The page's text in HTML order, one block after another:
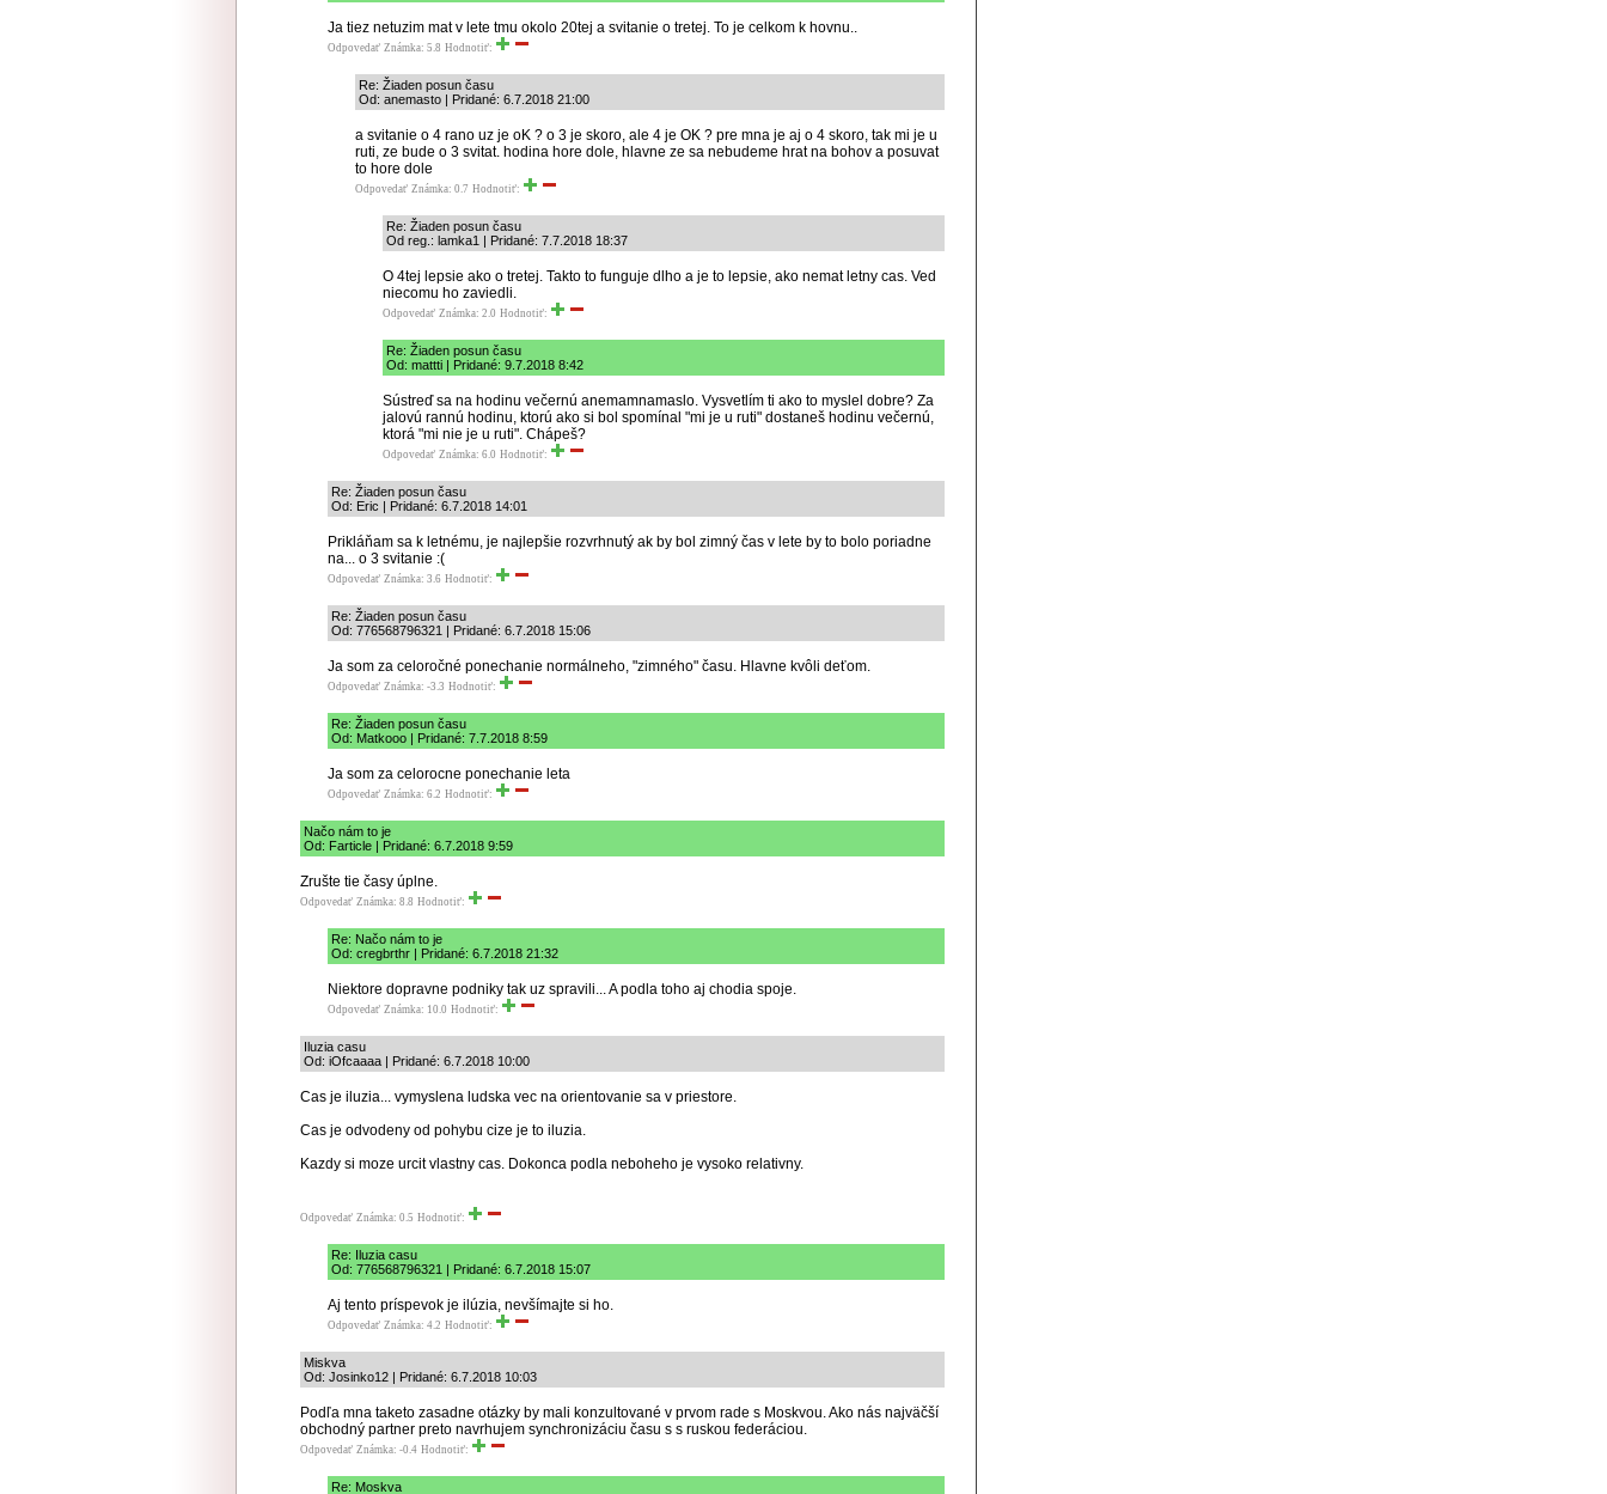
Ja tiez netuzim mat v lete tmu okolo 20tej a svitanie o tretej. To je celkom k hovnu..
Odpovedať Známka: 5.8 Hodnotiť:
Re: Žiaden posun času
Od: anemasto | Pridané: 6.7.2018 21:00
a svitanie o 4 rano uz je oK ? o 3 je skoro, ale 4 je OK ? pre mna je aj o 4 skoro, tak mi je u
ruti, ze bude o 3 svitat. hodina hore dole, hlavne ze sa nebudeme hrat na bohov a posuvat
to hore dole
Odpovedať Známka: 0.7 Hodnotiť:
Re: Žiaden posun času
Od reg.: lamka1 | Pridané: 7.7.2018 18:37
O 4tej lepsie ako o tretej. Takto to funguje dlho a je to lepsie, ako nemat letny cas. Ved
niecomu ho zaviedli.
Odpovedať Známka: 2.0 Hodnotiť:
Re: Žiaden posun času
Od: mattti | Pridané: 9.7.2018 8:42
Sústreď sa na hodinu večernú anemamnamaslo. Vysvetlím ti ako to myslel dobre? Za
jalovú rannú hodinu, ktorú ako si bol spomínal "mi je u ruti" dostaneš hodinu večernú,
ktorá "mi nie je u ruti". Chápeš?
Odpovedať Známka: 6.0 Hodnotiť:
Re: Žiaden posun času
Od: Eric | Pridané: 6.7.2018 14:01
Prikláňam sa k letnému, je najlepšie rozvrhnutý ak by bol zimný čas v lete by to bolo poriadne
na... o 3 svitanie :(
Odpovedať Známka: 3.6 Hodnotiť:
Re: Žiaden posun času
Od: 776568796321 | Pridané: 6.7.2018 15:06
Ja som za celoročné ponechanie normálneho, "zimného" času. Hlavne kvôli deťom.
Odpovedať Známka: -3.3 Hodnotiť:
Re: Žiaden posun času
Od: Matkooo | Pridané: 7.7.2018 8:59
Ja som za celorocne ponechanie leta
Odpovedať Známka: 6.2 Hodnotiť:
Načo nám to je
Od: Farticle | Pridané: 6.7.2018 9:59
Zrušte tie časy úplne.
Odpovedať Známka: 8.8 Hodnotiť:
Re: Načo nám to je
Od: cregbrthr | Pridané: 6.7.2018 21:32
Niektore dopravne podniky tak uz spravili... A podla toho aj chodia spoje.
Odpovedať Známka: 10.0 Hodnotiť:
Iluzia casu
Od: iOfcaaaa | Pridané: 6.7.2018 10:00
Cas je iluzia... vymyslena ludska vec na orientovanie sa v priestore.
Cas je odvodeny od pohybu cize je to iluzia.
Kazdy si moze urcit vlastny cas. Dokonca podla neboheho je vysoko relativny.
Odpovedať Známka: 0.5 Hodnotiť:
Re: Iluzia casu
Od: 776568796321 | Pridané: 6.7.2018 15:07
Aj tento príspevok je ilúzia, nevšímajte si ho.
Odpovedať Známka: 4.2 Hodnotiť:
Miskva
Od: Josinko12 | Pridané: 6.7.2018 10:03
Podľa mna taketo zasadne otázky by mali konzultované v prvom rade s Moskvou. Ako nás najväčší
obchodný partner preto navrhujem synchronizáciu času s s ruskou federáciou.
Odpovedať Známka: -0.4 Hodnotiť:
Re: Moskva